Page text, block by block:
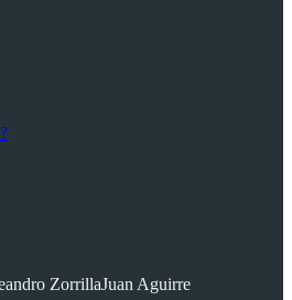
ZorrillaJuan Aguirre